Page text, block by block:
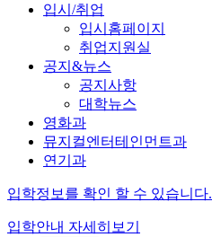
입시/취업
입시홈페이지
취업지원실
공지&뉴스
공지사항
대학뉴스
영화과
뮤지컬엔터테인먼트과
연기과
입학정보를 확인 할 수 있습니다.
입학안내 자세히보기